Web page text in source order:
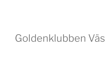
Goldenklubben